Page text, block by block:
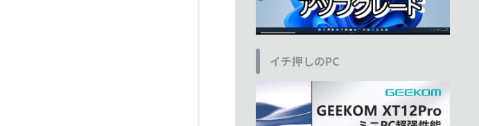
イチ押しのPC